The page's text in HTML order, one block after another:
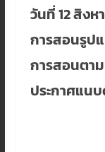
วันที่ 12 สิงห
การสอนรูป
การสอนตา
ประกาศแน